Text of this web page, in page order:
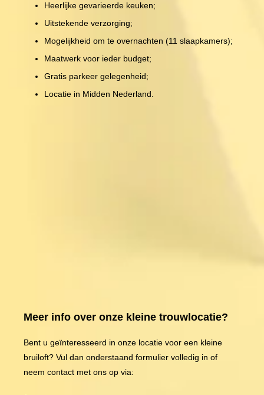
Heerlijke gevarieerde keuken;
Uitstekende verzorging;
Mogelijkheid om te overnachten (11 slaapkamers);
Maatwerk voor ieder budget;
Gratis parkeer gelegenheid;
Locatie in Midden Nederland.
Meer info over onze kleine trouwlocatie?
Bent u geïnteresseerd in onze locatie voor een kleine
bruiloft? Vul dan onderstaand formulier volledig in of
neem contact met ons op via: